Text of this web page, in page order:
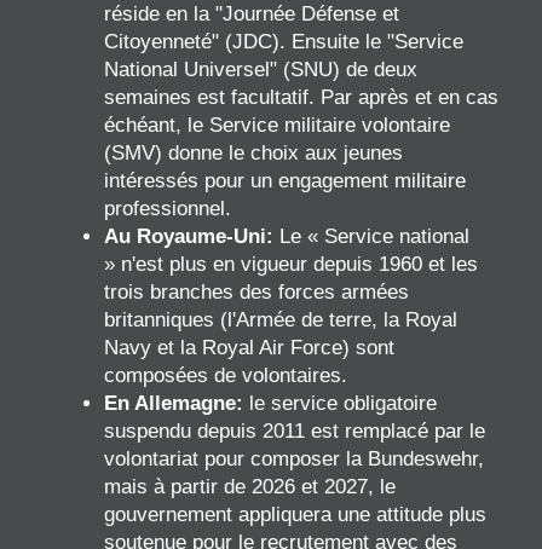
réside en la "Journée Défense et
Citoyenneté" (JDC). Ensuite le "Service
National Universel" (SNU) de deux
semaines est facultatif. Par après et en cas
échéant, le Service militaire volontaire
(SMV) donne le choix aux jeunes
intéressés pour un engagement militaire
professionnel.
Au Royaume-Uni: Le « Service national
» n'est plus en vigueur depuis 1960 et les
trois branches des forces armées
britanniques (l'Armée de terre, la Royal
Navy et la Royal Air Force) sont
composées de volontaires.
En Allemagne: le service obligatoire
suspendu depuis 2011 est remplacé par le
volontariat pour composer la Bundeswehr,
mais à partir de 2026 et 2027, le
gouvernement appliquera une attitude plus
soutenue pour le recrutement avec des